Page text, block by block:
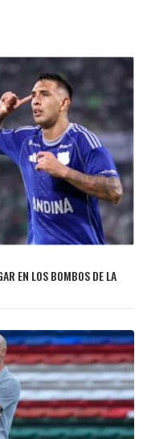
EN LOS BOMBOS DE LA